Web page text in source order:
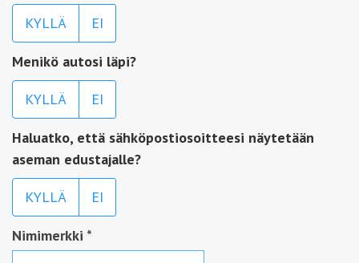
KYLLÄ EI
Menikö autosi läpi?
KYLLÄ EI
Haluatko, että sähköpostiosoitteesi näytetään
aseman edustajalle?
KYLLÄ EI
Nimimerkki *